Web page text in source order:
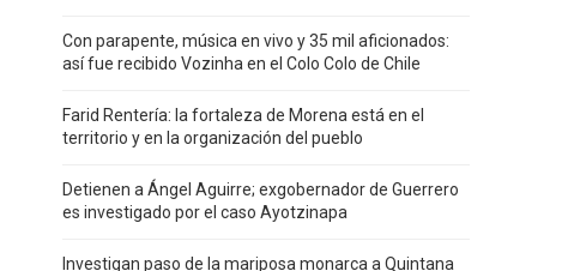
Con parapente, música en vivo y 35 mil aficionados:
así fue recibido Vozinha en el Colo Colo de Chile
Farid Rentería: la fortaleza de Morena está en el
territorio y en la organización del pueblo
Detienen a Ángel Aguirre; exgobernador de Guerrero
es investigado por el caso Ayotzinapa
Investigan paso de la mariposa monarca a Quintana